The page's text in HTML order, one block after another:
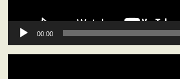
00:00